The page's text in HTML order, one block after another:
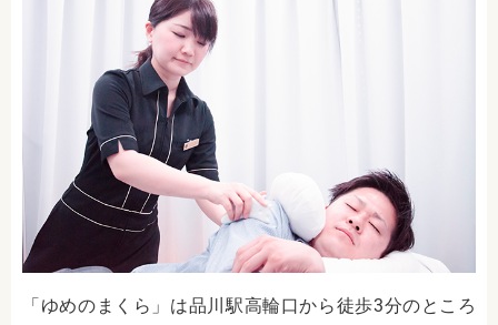
「ゆめのまくら」は品川駅高輪口から徒歩3分のところ